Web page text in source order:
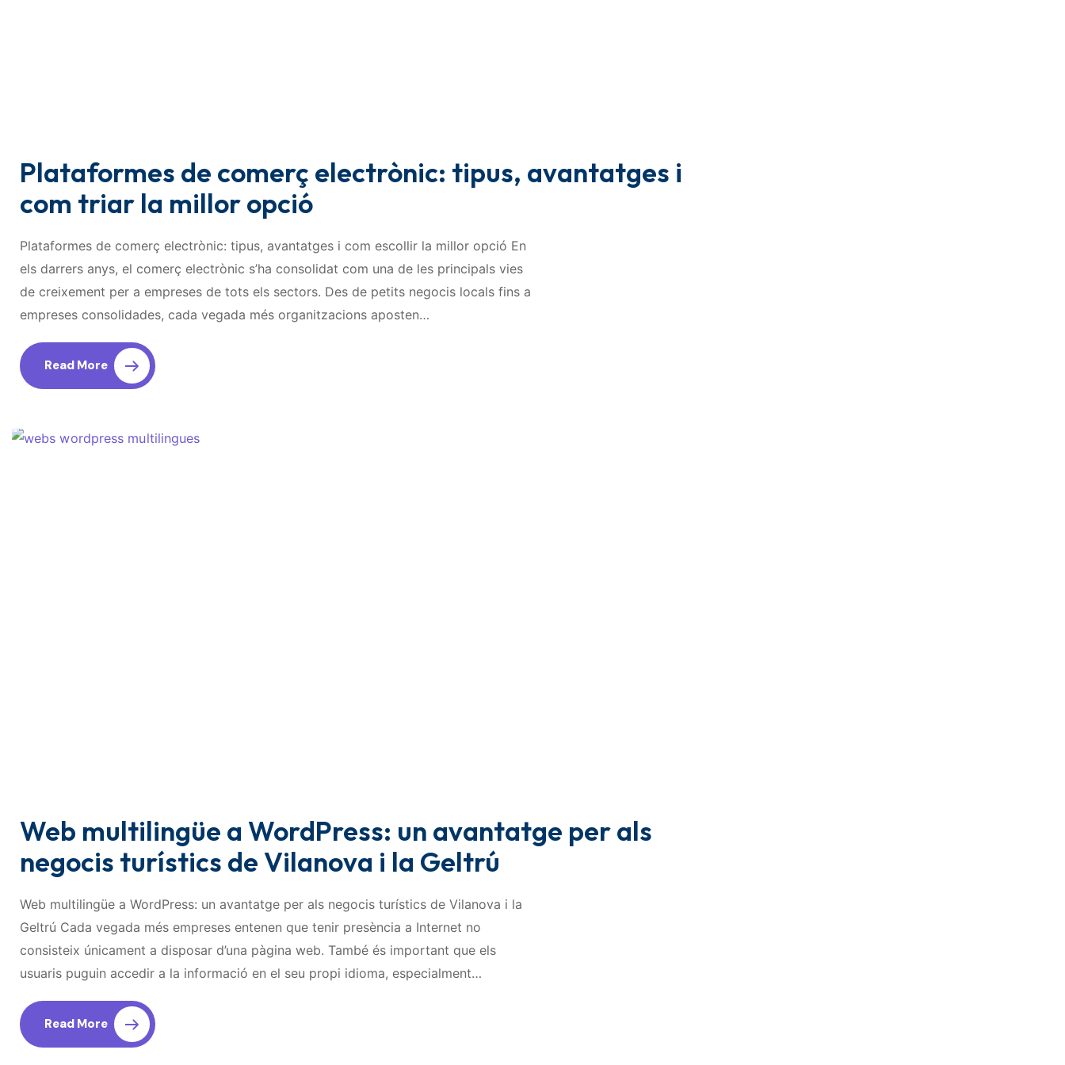
Plataformes de comerç electrònic: tipus, avantatges i
com triar la millor opció
Plataformes de comerç electrònic: tipus, avantatges i com escollir la millor opció En
els darrers anys, el comerç electrònic s’ha consolidat com una de les principals vies
de creixement per a empreses de tots els sectors. Des de petits negocis locals fins a
empreses consolidades, cada vegada més organitzacions aposten…
Read More
Web multilingüe a WordPress: un avantatge per als
negocis turístics de Vilanova i la Geltrú
Web multilingüe a WordPress: un avantatge per als negocis turístics de Vilanova i la
Geltrú Cada vegada més empreses entenen que tenir presència a Internet no
consisteix únicament a disposar d’una pàgina web. També és important que els
usuaris puguin accedir a la informació en el seu propi idioma, especialment…
Read More